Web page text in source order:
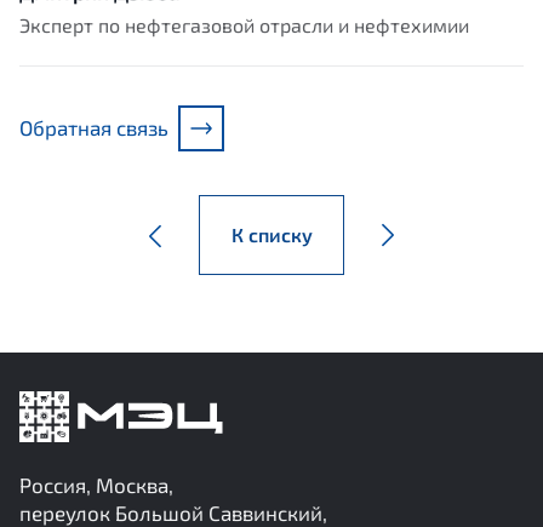
Эксперт по нефтегазовой отрасли и нефтехимии
Обратная связь
К списку
Россия, Москва,
переулок Большой Саввинский,